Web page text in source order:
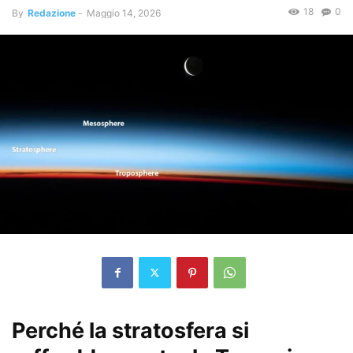
By Redazione - Maggio 14, 2026 0
18
Perché la stratosfera si